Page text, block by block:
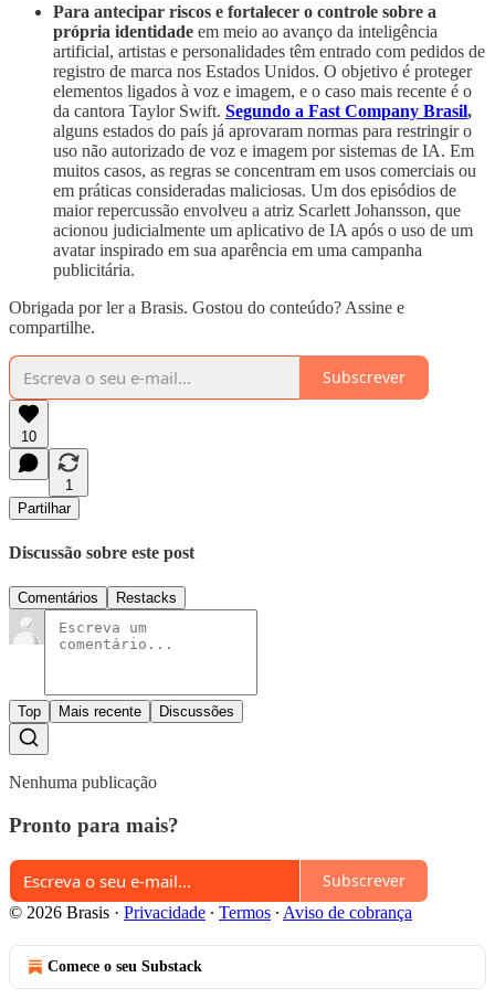
Para antecipar riscos e fortalecer o controle sobre a
própria identidade em meio ao avanço da inteligência
artificial, artistas e personalidades têm entrado com pedidos de
registro de marca nos Estados Unidos. O objetivo é proteger
elementos ligados à voz e imagem, e o caso mais recente é o
da cantora Taylor Swift. Segundo a Fast Company Brasil,
alguns estados do país já aprovaram normas para restringir o
uso não autorizado de voz e imagem por sistemas de IA. Em
muitos casos, as regras se concentram em usos comerciais ou
em práticas consideradas maliciosas. Um dos episódios de
maior repercussão envolveu a atriz Scarlett Johansson, que
acionou judicialmente um aplicativo de IA após o uso de um
avatar inspirado em sua aparência em uma campanha
publicitária.
Obrigada por ler a Brasis. Gostou do conteúdo? Assine e
compartilhe.
Subscrever
10
1
Partilhar
Discussão sobre este post
Comentários Restacks
Top Mais recente Discussões
Nenhuma publicação
Pronto para mais?
Subscrever
© 2026 Brasis · Privacidade ∙ Termos ∙ Aviso de cobrança
Comece o seu Substack